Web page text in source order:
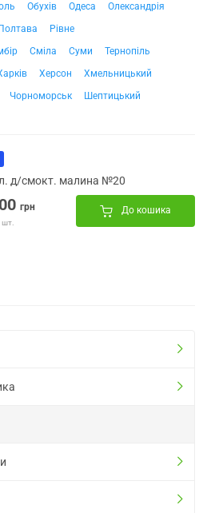
Обухів Одеса
Олександрія
Полтава
Рівне
Сміла Суми
Тернопіль
Херсон
Хмельницький
Чорноморськ Шептицький
д/смокт. малина №20
грн До кошика